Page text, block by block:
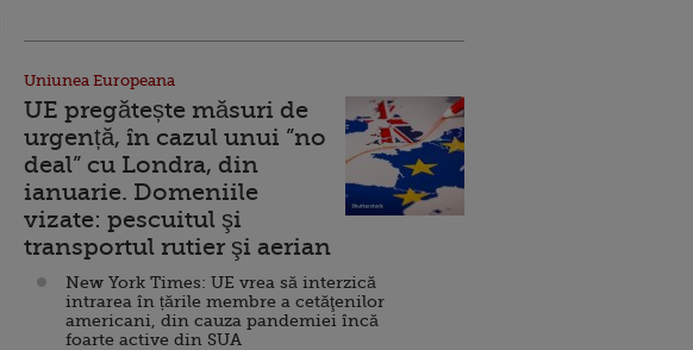
Uniunea Europeana
UE pregătește măsuri de
urgență, în cazul unui ”no
deal” cu Londra, din
ianuarie. Domeniile
vizate: pescuitul şi
transportul rutier şi aerian
New York Times: UE vrea să interzică
intrarea în țările membre a cetăţenilor
americani, din cauza pandemiei încă
foarte active din SUA